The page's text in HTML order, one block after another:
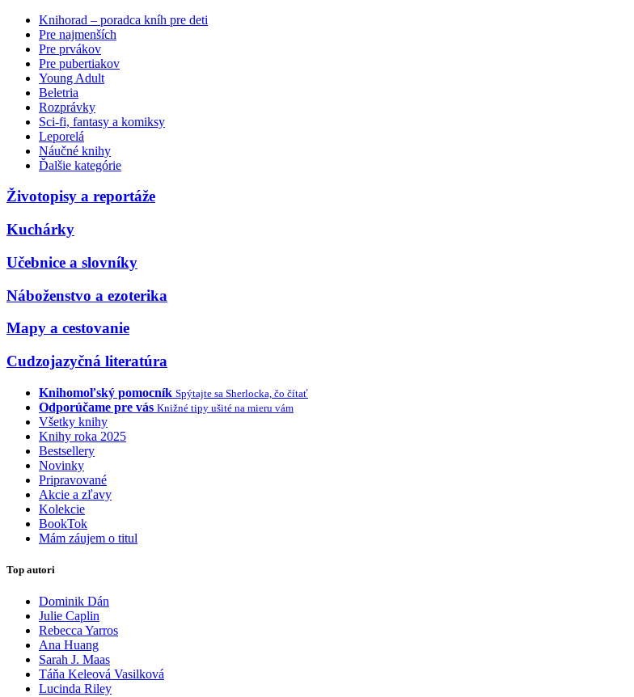
Knihorad – poradca kníh pre deti
Pre najmenších
Pre prvákov
Pre pubertiakov
Young Adult
Beletria
Rozprávky
Sci-fi, fantasy a komiksy
Leporelá
Náučné knihy
Ďalšie kategórie
Životopisy a reportáže
Kuchárky
Učebnice a slovníky
Náboženstvo a ezoterika
Mapy a cestovanie
Cudzojazyčná literatúra
Knihomoľský pomocník Spýtajte sa Sherlocka, čo čítať
Odporúčame pre vás Knižné tipy ušité na mieru vám
Všetky knihy
Knihy roka 2025
Bestsellery
Novinky
Pripravované
Akcie a zľavy
Kolekcie
BookTok
Mám záujem o titul
Top autori
Dominik Dán
Julie Caplin
Rebecca Yarros
Ana Huang
Sarah J. Maas
Táňa Keleová Vasilková
Lucinda Riley